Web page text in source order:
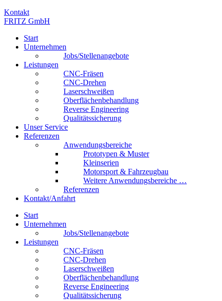
Kontakt
FRITZ GmbH
Start
Unternehmen
Jobs/Stellenangebote
Leistungen
CNC-Fräsen
CNC-Drehen
Laserschweißen
Oberflächenbehandlung
Reverse Engineering
Qualitätssicherung
Unser Service
Referenzen
Anwendungsbereiche
Prototypen & Muster
Kleinserien
Motorsport & Fahrzeugbau
Weitere Anwendungsbereiche …
Referenzen
Kontakt/Anfahrt
Start
Unternehmen
Jobs/Stellenangebote
Leistungen
CNC-Fräsen
CNC-Drehen
Laserschweißen
Oberflächenbehandlung
Reverse Engineering
Qualitätssicherung